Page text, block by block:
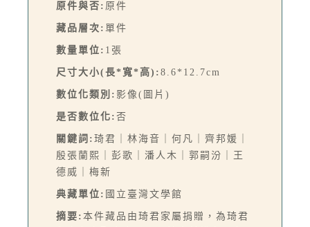
原件與否: 原件
藏品層次: 單件
數量單位: 1張
尺寸大小(長*寬*高): 8.6*12.7cm
數位化類別: 影像(圖片)
是否數位化: 否
關鍵詞: 琦君｜林海音｜何凡｜齊邦媛｜
殷張蘭熙｜彭歌｜潘人木｜郭嗣汾｜王
德威｜梅新
典藏單位: 國立臺灣文學館
摘要: 本件藏品由琦君家屬捐贈，為琦君